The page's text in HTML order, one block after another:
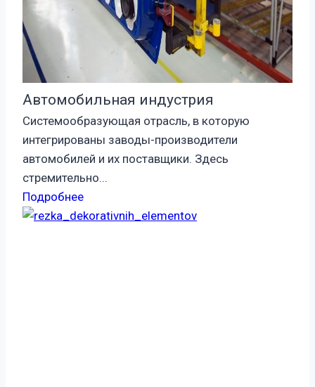
Автомобильная индустрия
Системообразующая отрасль, в которую
интегрированы заводы-производители
автомобилей и их поставщики. Здесь
стремительно...
Подробнее